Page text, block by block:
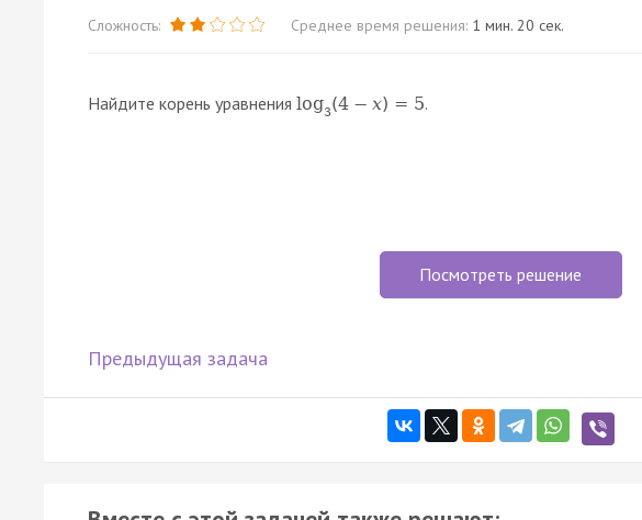
Сложность: Среднее время решения: 1 мин. 20 сек.
Найдите корень уравнения log3(4 − x) = 5.
Посмотреть решение
Предыдущая задача